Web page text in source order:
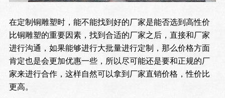
在定制铜雕塑时，能不能找到好的厂家是能否选到高性价
比铜雕塑的重要因素，找到合适的厂家之后，直接和厂家
进行沟通，如果能够进行大批量进行定制，那么价格方面
肯定也是会更加优惠一些，所以尽可能还是要和正规的厂
家来进行合作，这样自然可以拿到厂家直销价格，性价比
更高。